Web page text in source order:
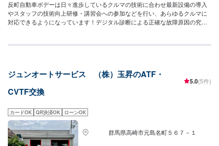
反町自動車ボデーは日々進歩しているクルマの技術に合わせ最新設備の導入
やスタッフの技術向上研修・講習会への参加などを行い、あらゆるクルマに
対応できるようになっています！デジタル診断による正確な故障原因の究明
備士による点検・メンテナンス、クルマのパーツ交換や取り付け・カスタム
---------------------------【1】オファーにてお問い合わせ【2】お見積り【3】お
見積りにご納得いただければ作業開始【4】仕上がり次第納車〈納期につい
て〉通常1~2日程度で納車いたします！車種や状態などにより作業内容が異
て〉無料の代車ご用意しております！愛車の作業中は代車をご利用くださ
い！※代車の燃料代はお客様にご負担いただいております。【定休日・営業時
間】定休日：不定休営業時間：9:00~18:00
ジュンオートサービス （株）玉昇のATF・
CVTF交換
5.0(5件)
カードOK QR決済OK ローンOK
群馬県高崎市元島名町５６７－１